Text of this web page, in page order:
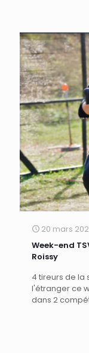
20 mars
Week-end
Roissy
4 tireurs de la
l'étranger ce
dans 2